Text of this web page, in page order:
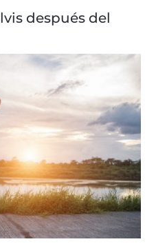
después del